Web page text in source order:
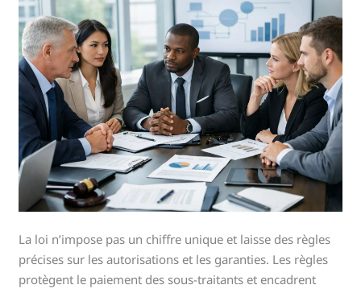
La loi n’impose pas un chiffre unique et laisse des règles
précises sur les autorisations et les garanties. Les règles
protègent le paiement des sous-traitants et encadrent